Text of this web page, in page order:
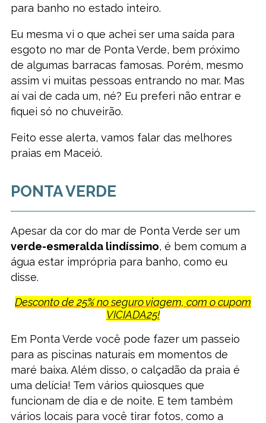
para banho no estado inteiro.
Eu mesma vi o que achei ser uma saída para
esgoto no mar de Ponta Verde, bem próximo
de algumas barracas famosas. Porém, mesmo
assim vi muitas pessoas entrando no mar. Mas
aí vai de cada um, né? Eu preferi não entrar e
fiquei só no chuveirão.
Feito esse alerta, vamos falar das melhores
praias em Maceió.
PONTA VERDE
Apesar da cor do mar de Ponta Verde ser um
verde-esmeralda lindíssimo, é bem comum a
água estar imprópria para banho, como eu
disse.
Desconto de 25% no seguro viagem, com o cupom
VICIADA25!
Em Ponta Verde você pode fazer um passeio
para as piscinas naturais em momentos de
maré baixa. Além disso, o calçadão da praia é
uma delícia! Tem vários quiosques que
funcionam de dia e de noite. E tem também
vários locais para você tirar fotos, como a